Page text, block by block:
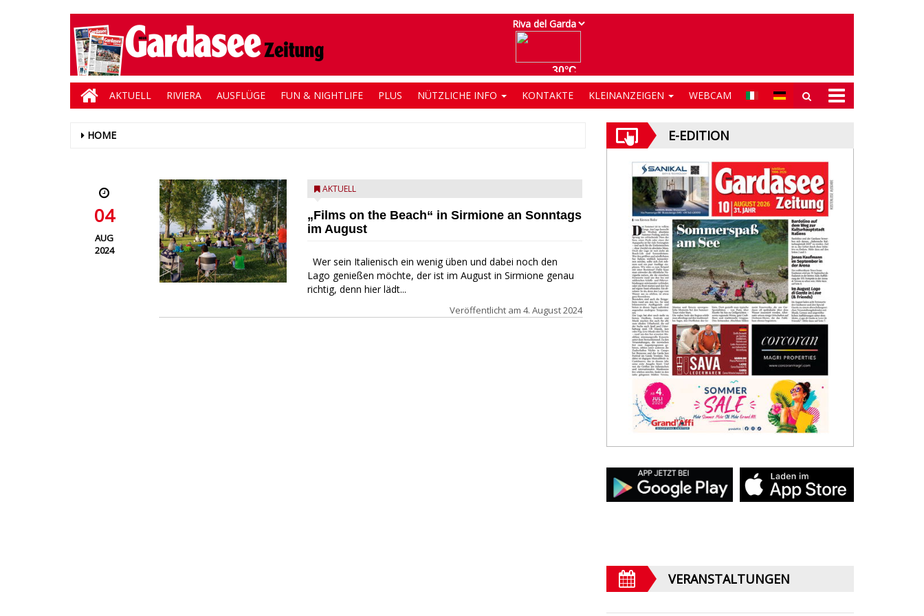
AKTUELL RIVIERA AUSFLÜGE FUN & NIGHTLIFE PLUS NÜTZLICHE INFO KONTAKTE KLEINANZEIGEN WEBCAM
HOME
04
AUG
2024
AKTUELL
„Films on the Beach“ in Sirmione an Sonntags
im August
Wer sein Italienisch ein wenig üben und dabei noch den
Lago genießen möchte, der ist im August in Sirmione genau
richtig, denn hier lädt...
Veröffentlicht am 4. August 2024
E-EDITION
VERANSTALTUNGEN